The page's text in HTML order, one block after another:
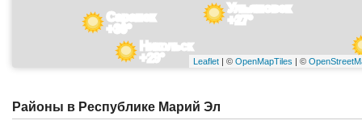
Ульяновск
+27°
Саранск
+30°
Никольск
+29°
Leaflet | ©OpenMapTiles | ©
Районы в Республике Марий Эл